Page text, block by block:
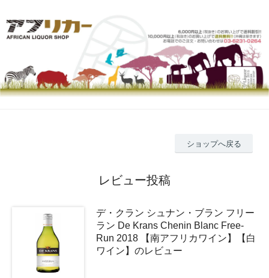
ショップへ戻る
レビュー投稿
デ・クラン シュナン・ブラン フリー
ラン De Krans Chenin Blanc Free-
Run 2018 【南アフリカワイン】【白
ワイン】のレビュー